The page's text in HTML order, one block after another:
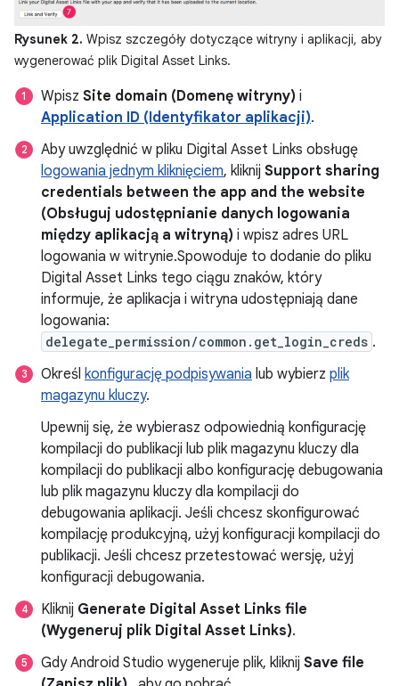
Rysunek 2. Wpisz szczegóły dotyczące witryny i aplikacji, aby
wygenerować plik Digital Asset Links.
Wpisz Site domain (Domenę witryny) i
Application ID (Identyfikator aplikacji).
Aby uwzględnić w pliku Digital Asset Links obsługę
logowania jednym kliknięciem, kliknij Support sharing
credentials between the app and the website
(Obsługuj udostępnianie danych logowania
między aplikacją a witryną) i wpisz adres URL
logowania w witrynie.Spowoduje to dodanie do pliku
Digital Asset Links tego ciągu znaków, który
informuje, że aplikacja i witryna udostępniają dane
logowania:
delegate_permission/common.get_login_creds .
Określ konfigurację podpisywania lub wybierz plik
magazynu kluczy.
Upewnij się, że wybierasz odpowiednią konfigurację
kompilacji do publikacji lub plik magazynu kluczy dla
kompilacji do publikacji albo konfigurację debugowania
lub plik magazynu kluczy dla kompilacji do
debugowania aplikacji. Jeśli chcesz skonfigurować
kompilację produkcyjną, użyj konfiguracji kompilacji do
publikacji. Jeśli chcesz przetestować wersję, użyj
konfiguracji debugowania.
Kliknij Generate Digital Asset Links file
(Wygeneruj plik Digital Asset Links).
Gdy Android Studio wygeneruje plik, kliknij Save file